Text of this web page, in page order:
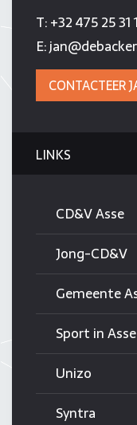
T:+32 475 25 31
E:
CONTACTEER
LINKS
CD&V Asse
Jong-CD&V
Gemeente
Sport in Asse
Unizo
Syntra